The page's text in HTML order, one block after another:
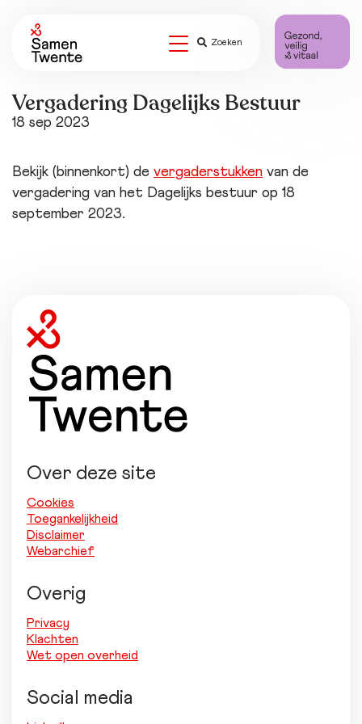
Zoeken
Vergadering Dagelijks Bestuur
18 sep 2023
Bekijk (binnenkort) de vergaderstukken van de
vergadering van het Dagelijks bestuur op 18
september 2023.
Over deze site
Cookies
Toegankelijkheid
Disclaimer
Webarchief
Overig
Privacy
Klachten
Wet open overheid
Social media